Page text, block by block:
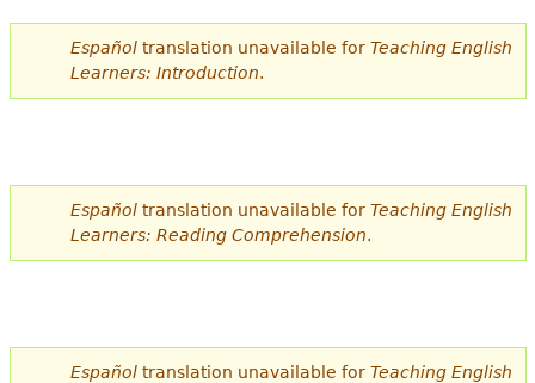
Españoltranslation unavailable for Teaching English
Learners: Introduction.
Españoltranslation unavailable for Teaching English
Learners: Reading Comprehension.
Españoltranslation unavailable for Teaching English